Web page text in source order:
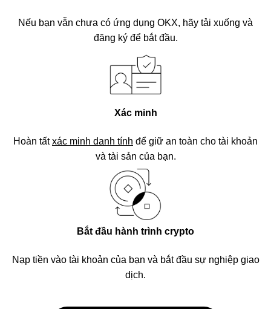
Nếu bạn vẫn chưa có ứng dụng OKX, hãy tải xuống và
đăng ký để bắt đầu.
Xác minh
Hoàn tấtxác minh danh tính để giữ an toàn cho tài khoản
và tài sản của bạn.
Bắt đầu hành trình crypto
Nạp tiền vào tài khoản của bạn và bắt đầu sự nghiệp giao
dịch.